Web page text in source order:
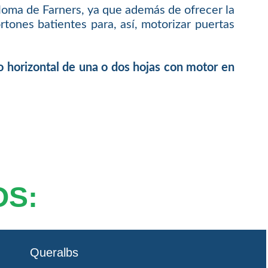
de Farners, ya que además de ofrecer la
batientes para, así, motorizar puertas
de una o dos hojas con motor en
Queralbs